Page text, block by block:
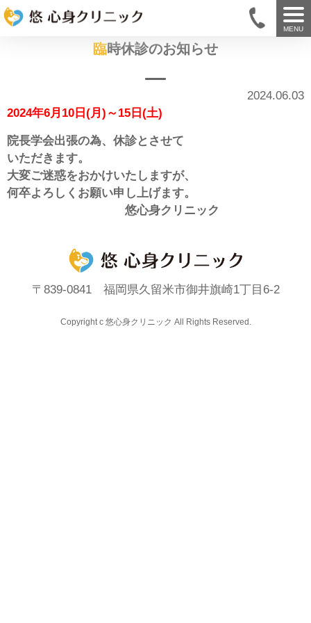
MENU
臨時休診のお知らせ
2024.06.03
2024年6月10日(月)～15日(土)
院長学会出張の為、休診とさせて
いただきます。
大変ご迷惑をおかけいたしますが、
何卒よろしくお願い申し上げます。
悠心身クリニック
〒839-0841 福岡県久留米市御井旗崎1丁目6-2
Copyright c 悠心身クリニック All Rights Reserved.